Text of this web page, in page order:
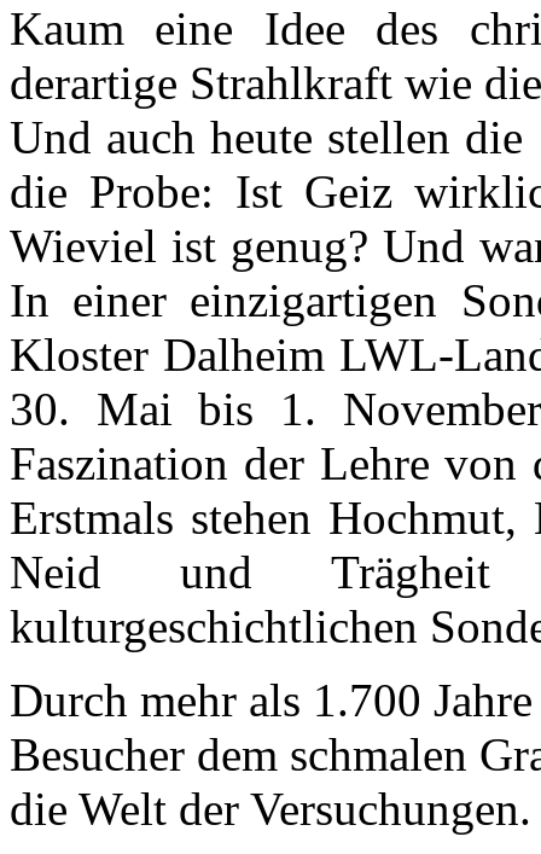
Kaum eine Idee des
derartige Strahlkraft wie
Und auch heute stellen die
die Probe: Ist Geiz
Wieviel ist genug? Und
In einer einzigartigen
Kloster Dalheim LWL-
30. Mai bis 1.
Faszination der Lehre von
Erstmals stehen
Neid und
kulturgeschichtlichen
Durch mehr als 1.700
Besucher dem schmalen
die Welt der Versuchungen.